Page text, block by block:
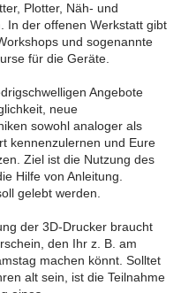
Plotter, Näh- und
In der offenen Werkstatt gibt
und sogenannte
für die Geräte.
Angebote
neue
sowohl analoger als
kennenzulernen und Eure
Ziel ist die Nutzung des
Hilfe von Anleitung.
gelebt werden.
der 3D-Drucker braucht
den Ihr z. B. am
machen könnt. Solltet
alt sein, ist die Teilnahme